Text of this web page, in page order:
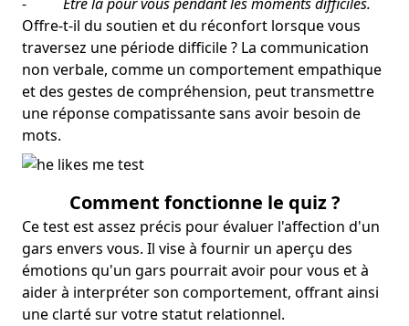
Offre-t-il du soutien et du réconfort lorsque vous
traversez une période difficile ? La communication
non verbale, comme un comportement empathique
et des gestes de compréhension, peut transmettre
une réponse compatissante sans avoir besoin de
mots.
Comment fonctionne le quiz ?
Ce test est assez précis pour évaluer l'affection d'un
gars envers vous. Il vise à fournir un aperçu des
émotions qu'un gars pourrait avoir pour vous et à
aider à interpréter son comportement, offrant ainsi
une clarté sur votre statut relationnel.